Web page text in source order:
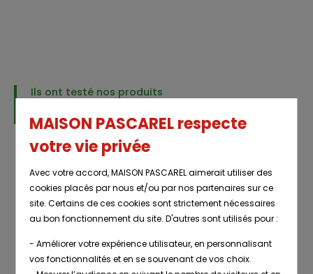
Ils ont testé nos produits
NOS CLIENTS TÉMOIGNENT
Fruits & Légumes au top !
MAISON PASCAREL respecte
votre vie privée
Avec votre accord, MAISON PASCAREL aimerait utiliser des
cookies placés par nous et/ou par nos partenaires sur ce
site. Certains de ces cookies sont strictement nécessaires
au bon fonctionnement du site. D'autres sont utilisés pour :
- Améliorer votre expérience utilisateur, en personnalisant
vos fonctionnalités et en se souvenant de vos choix.